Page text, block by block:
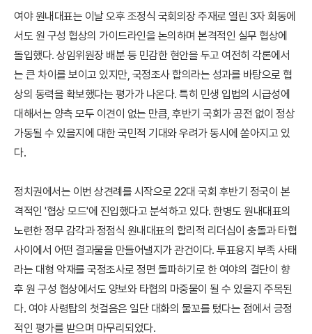
여야 원내대표는 이날 오후 조정식 국회의장 주재로 열린 3자 회동에
서도 원 구성 협상의 가이드라인을 논의하며 본격적인 실무 협상에
돌입했다. 상임위원장 배분 등 민감한 현안을 두고 여전히 각론에서
는 큰 차이를 보이고 있지만, 국정조사 합의라는 성과를 바탕으로 협
상의 동력을 확보했다는 평가가 나온다. 특히 민생 입법의 시급성에
대해서는 양측 모두 이견이 없는 만큼, 후반기 국회가 공전 없이 정상
가동될 수 있을지에 대한 국민적 기대와 우려가 동시에 쏟아지고 있
다.
정치권에서는 이번 상견례를 시작으로 22대 국회 후반기 정국이 본
격적인 '협상 모드'에 진입했다고 분석하고 있다. 한병도 원내대표의
노련한 정무 감각과 정점식 원내대표의 합리적 리더십이 충돌과 타협
사이에서 어떤 결과물을 만들어낼지가 관건이다. 투표용지 부족 사태
라는 대형 악재를 국정조사로 정면 돌파하기로 한 여야의 결단이 향
후 원 구성 협상에서도 양보와 타협의 마중물이 될 수 있을지 주목된
다. 여야 사령탑의 첫걸음은 일단 대화의 물꼬를 텄다는 점에서 긍정
적인 평가를 받으며 마무리되었다.